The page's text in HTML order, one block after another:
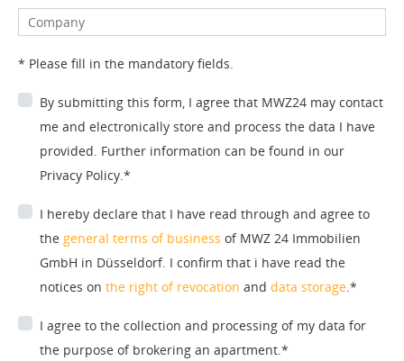
* Please fill in the mandatory fields.
By submitting this form, I agree that MWZ24 may contact
me and electronically store and process the data I have
provided. Further information can be found in our
Privacy Policy.*
I hereby declare that I have read through and agree to
the general terms of business of MWZ 24 Immobilien
GmbH in Düsseldorf. I confirm that i have read the
notices on the right of revocation and data storage.*
I agree to the collection and processing of my data for
the purpose of brokering an apartment.*